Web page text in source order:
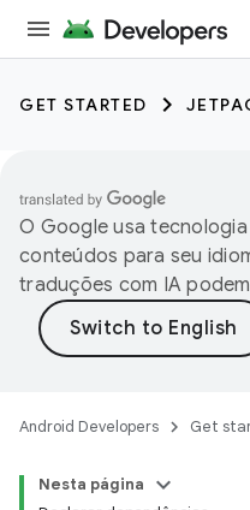
GET STARTED
O Google usa
conteúdos para seu
traduções com IA
Android Developers Get
Nesta página